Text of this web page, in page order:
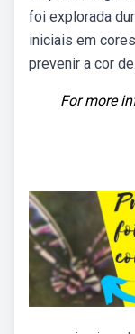
foi explorada
iniciais em
prevenir a cor de.
For more